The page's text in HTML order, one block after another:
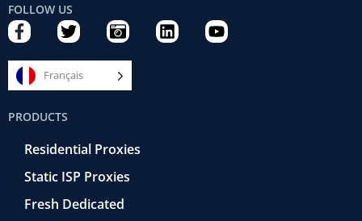
FOLLOW US
F
a
c
e
b
o
o
k
T
w
i
t
t
C
a
m
e
r
e
t
r
o
L
i
Y
o
Français
PRODUCTS
Residential Proxies
Static ISP Proxies
Fresh Dedicated